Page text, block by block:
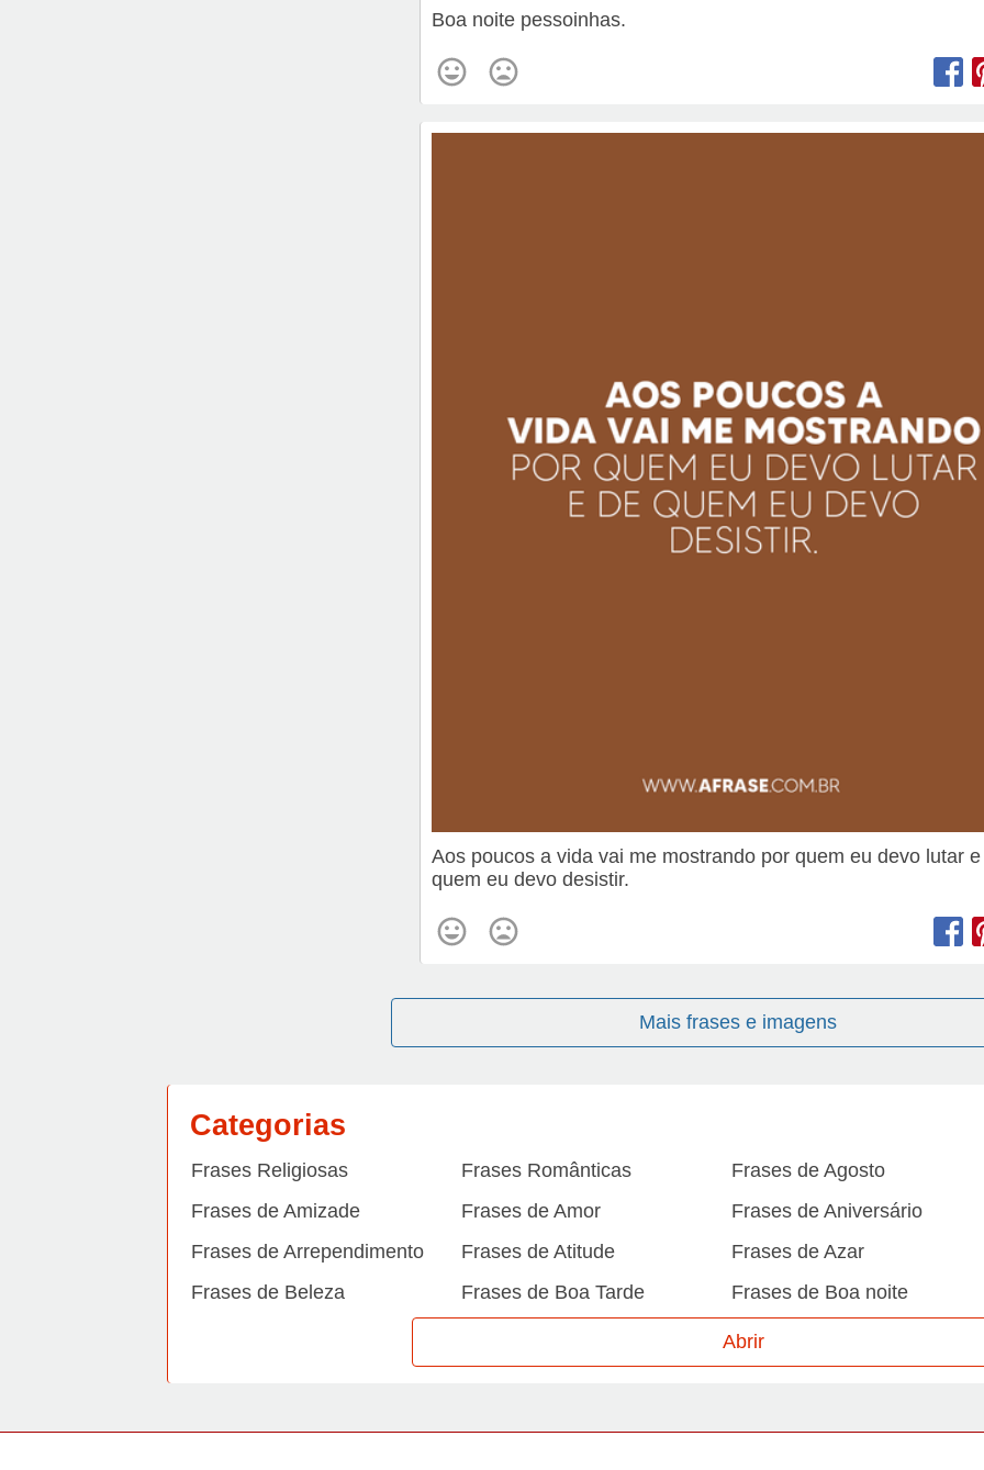
Boa noite pessoinhas.
Aos poucos a vida vai me mostrando por quem eu devo lutar
quem eu devo desistir.
Mais frases e imagens
Categorias
Frases Religiosas Frases Românticas
Frases de Agosto
Frases de Amizade
Frases de Amor
Frases de Aniversário
Frases de Arrependimento
Frases de Atitude
Frases de Azar
Frases de Beleza
Frases de Boa Tarde
Frases de Boa noite
Frases de Caráter
Frases de Desculpa
Frases de Dezembro
Abrir